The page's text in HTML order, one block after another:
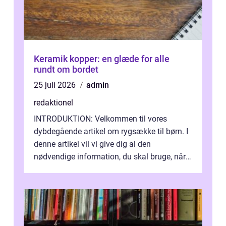
Keramik kopper: en glæde for alle
rundt om bordet
25 juli 2026
admin
redaktionel
INTRODUKTION: Velkommen til vores
dybdegående artikel om rygsække til børn. I
denne artikel vil vi give dig al den
nødvendige information, du skal bruge, når